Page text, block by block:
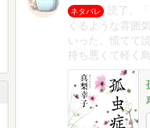
ネタバレ
読了。
くるような雰囲
いった。慌てて
持ち悪くて軽く